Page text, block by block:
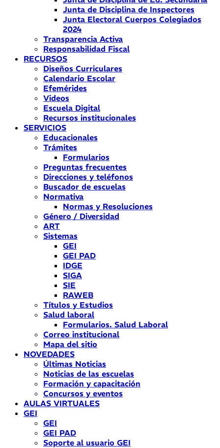
Junta de Disciplina de Inspectores
Junta Electoral Cuerpos Colegiados
2024
Transparencia Activa
Responsabilidad Fiscal
RECURSOS
Diseños Curriculares
Calendario Escolar
Efemérides
Videos
Escuela Digital
Recursos institucionales
SERVICIOS
Educacionales
Trámites
Formularios
Preguntas frecuentes
Direcciones y teléfonos
Buscador de escuelas
Normativa
Normas y Resoluciones
Género / Diversidad
ART
Sistemas
GEI
GEI PAD
IDGE
SIGA
SIE
RAWEB
Títulos y Estudios
Salud laboral
Formularios. Salud Laboral
Correo institucional
Mapa del sitio
NOVEDADES
Últimas Noticias
Noticias de las escuelas
Formación y capacitación
Concursos y eventos
AULAS VIRTUALES
GEI
GEI
GEI PAD
Soporte al usuario GEI